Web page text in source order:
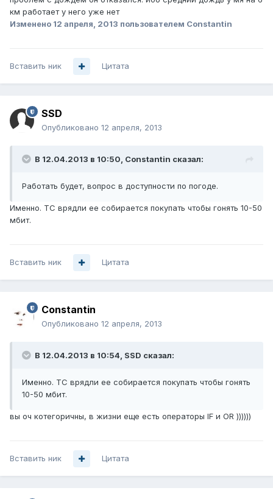
км работает у него уже нет
Изменено 12 апреля, 2013 пользователем Constantin
Вставить ник Цитата
SSD
Опубликовано 12 апреля, 2013
В 12.04.2013 в 10:50, Constantin сказал:
Работать будет, вопрос в доступности по погоде.
Именно. ТС врядли ее собирается покупать чтобы гонять 10-50
мбит.
Вставить ник Цитата
Constantin
Опубликовано 12 апреля, 2013
В 12.04.2013 в 10:54, SSD сказал:
Именно. ТС врядли ее собирается покупать чтобы гонять
10-50 мбит.
вы оч котегоричны, в жизни еще есть операторы IF и OR ))))))
Вставить ник Цитата